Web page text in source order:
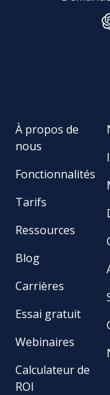
À propos de
nous
Fonctionnalités
Tarifs
Ressources
Blog
Carrières
Essai gratuit
Webinaires
Calculateur de
ROI